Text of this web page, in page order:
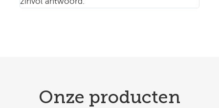
Onze producten